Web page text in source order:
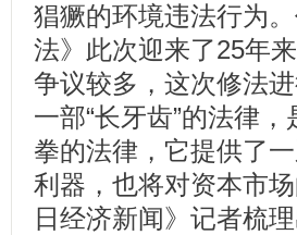
猖獗的环境违法行为
法》此次迎来了25年
争议较多，这次修法
一部“长牙齿”的法律
拳的法律，它提供了
利器，也将对资本市
日经济新闻》记者梳